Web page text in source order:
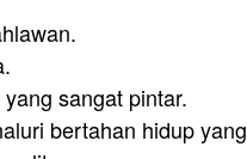
sangat pintar.
bertahan hidup